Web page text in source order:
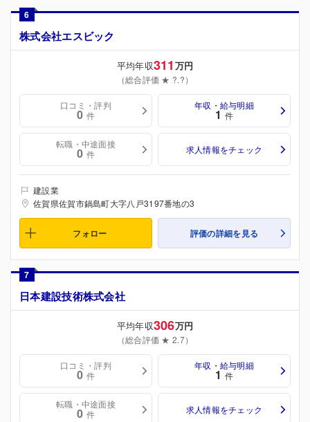
6
株式会社エスビック
平均年収311 万円
（総合評価 ★ ?.?）
口コミ・評判
0 件
年収・給与明細
1 件
転職・中途面接
0 件 求人情報をチェック
建設業
佐賀県佐賀市鍋島町大字八戸3197番地の3
フォロー 評価の詳細を見る
7
日本建設技術株式会社
平均年収306万円
（総合評価 ★ 2.7）
口コミ・評判
0 件
年収・給与明細
1 件
転職・中途面接
0 件 求人情報をチェック